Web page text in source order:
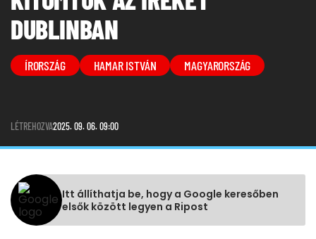
DUBLINBAN
ÍRORSZÁG HAMAR ISTVÁN MAGYARORSZÁG
LÉTREHOZVA2025. 09. 06. 09:00
Itt állíthatja be, hogy a Google keresőben
elsők között legyen a Ripost